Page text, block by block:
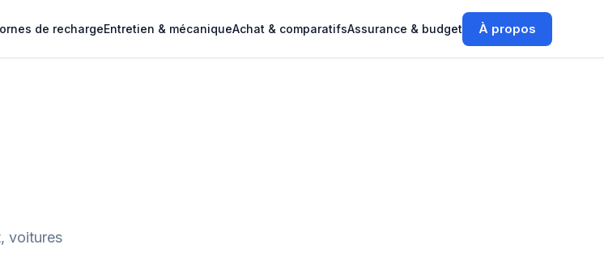
de rechargeEntretien & mécaniqueAchat & comparatifsAssurance & budget À propos
voitures